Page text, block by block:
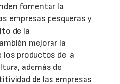
fomentar la
empresas pesqueras y
de la
mejorar la
los productos de la
además de
de las empresas